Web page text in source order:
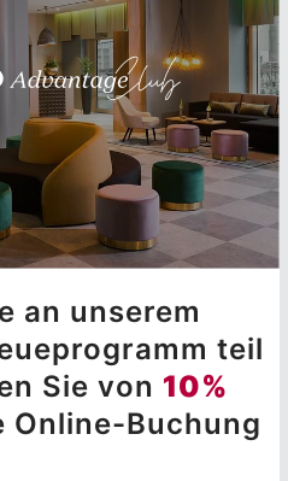
an unserem
teil
Sie von 10%
Online-Buchung